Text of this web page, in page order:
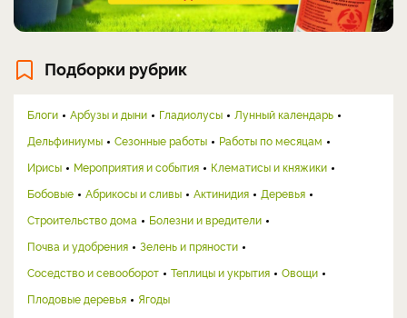
Подборки рубрик
Блоги Арбузы и дыни Гладиолусы
Лунный календарь
Дельфиниумы
Сезонные работы
Работы по месяцам
Ирисы
Мероприятия и события
Клематисы и княжики
Бобовые
Абрикосы и сливы Актинидия
Деревья
Строительство дома
Болезни и вредители
Почва и удобрения
Зелень и пряности
Соседство и севооборот
Теплицы и укрытия
Овощи
Плодовые деревья
Ягоды